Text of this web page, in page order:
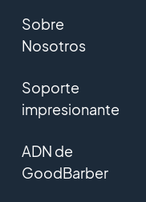
Sobre
Nosotros
Soporte
impresionante
ADN de
GoodBarber